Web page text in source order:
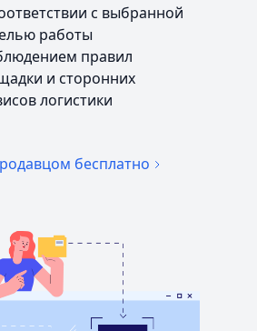
с выбранной
работы
правил
и сторонних
логистики
бесплатно